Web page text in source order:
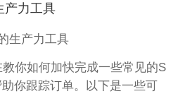
产力工具
生产力工具
教你如何加快完成一些常见的S
你跟踪订单。以下是一些可